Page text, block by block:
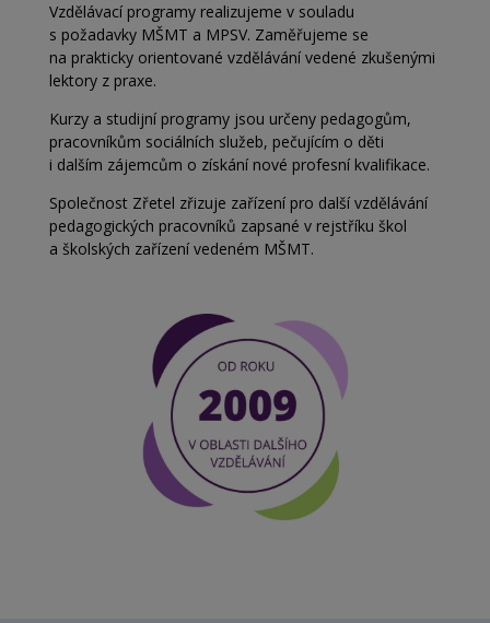
Vzdělávací programy realizujeme v souladu
s požadavky MŠMT a MPSV. Zaměřujeme se
na prakticky orientované vzdělávání vedené zkušenými
lektory z praxe.
Kurzy a studijní programy jsou určeny pedagogům,
pracovníkům sociálních služeb, pečujícím o děti
i dalším zájemcům o získání nové profesní kvalifikace.
Společnost Zřetel zřizuje zařízení pro další vzdělávání
pedagogických pracovníků zapsané v rejstříku škol
a školských zařízení vedeném MŠMT.